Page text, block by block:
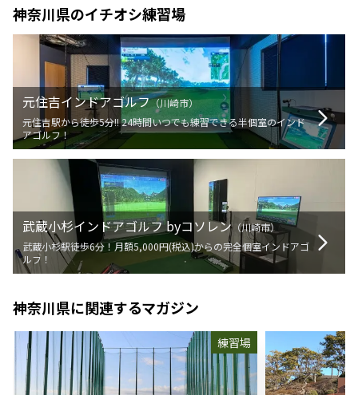
神奈川県のイチオシ練習場
元住吉インドアゴルフ（川崎市）
元住吉駅から徒歩5分!! 24時間いつでも練習できる半個室のインド
アゴルフ！
武蔵小杉インドアゴルフ byコソレン（川崎市）
武蔵小杉駅徒歩6分！月額5,000円(税込)からの完全個室インドアゴ
ルフ！
神奈川県に関連するマガジン
練習場